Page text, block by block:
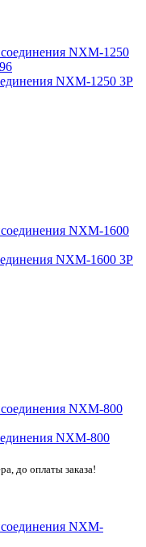
NXM-1250 3P
NXM-1600 3P
NXM-800
до оплаты заказа!